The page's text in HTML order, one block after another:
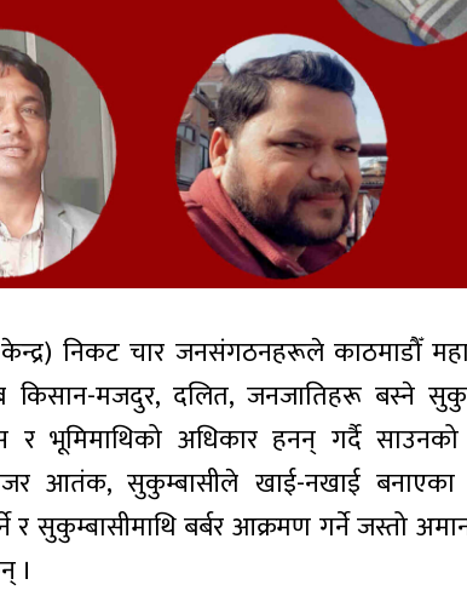
निकट चार जनसंगठनहरूले काठमाडौँ
किसान-मजदुर, दलित, जनजातिहरू बस्ने
र भूमिमाथिको अधिकार हनन् गर्दै
आतंक, सुकुम्बासीले खाई-नखाई बनाएका
सुकुम्बासीमाथि बर्बर आक्रमण गर्ने जस्तो
।